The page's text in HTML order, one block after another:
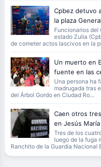
Cpbez detuvo
la plaza
Funcionarios del
estado Zulia
de cometer actos lascivos en la
Un muerto en
fuente en las
Una persona ha
madrugada tras
del Árbol Gordo en Ciudad Ro...
Caen otros
en Jesús
Tres de los
luego de la fuga
Ranchito de la Guardia Nacional